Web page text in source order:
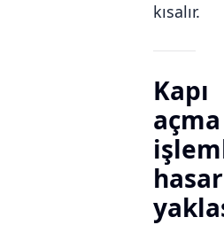
kısalır.
Kapı
açma